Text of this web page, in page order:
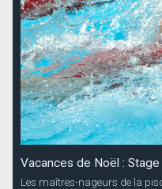
Vacances de Noël :
Les maîtres-nageurs de la